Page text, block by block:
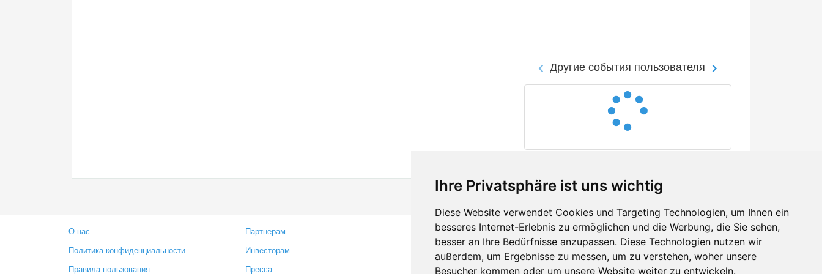
Ihre Privatsphäre ist uns wichtig
Diese Website verwendet Cookies und Targeting Technologien, um Ihnen ein
besseres Internet-Erlebnis zu ermöglichen und die Werbung, die Sie sehen,
besser an Ihre Bedürfnisse anzupassen. Diese Technologien nutzen wir
außerdem, um Ergebnisse zu messen, um zu verstehen, woher unsere
Besucher kommen oder um unsere Website weiter zu entwickeln.
Другие события пользователя
О нас
Политика конфиденциальности
Правила пользования
Партнерам
Инвесторам
Пресса
Контакты
Оставить отзыв
Сообщить об ошибке
Facebook
Twitter
YouTube